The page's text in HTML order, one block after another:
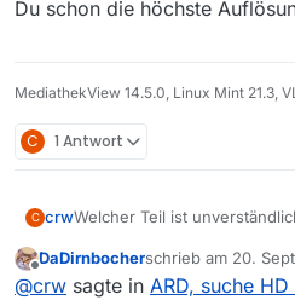
alle Titel 2020 ausgestrahlt
Du schon die höchste
MediathekView 14.5.0, Linux Mint 21.3,
C 1 Antwort
C crwWelcher Teil ist
Die in MediathekviewWeb
herunterladen der Film auf
DaDirnbocherschrieb am 20.
zuletzt editiert von
@crw sagte in ARD, suche